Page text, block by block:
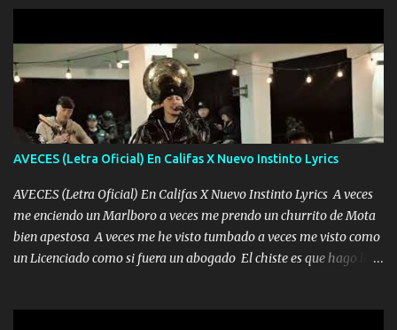
AVECES (Letra Oficial) En Califas X Nuevo Instinto Lyrics
AVECES (Letra Oficial) En Califas X Nuevo Instinto Lyrics A veces
me enciendo un Marlboro a veces me prendo un churrito de Mota
bien apestosa A veces me he visto tumbado a veces me visto como
un Licenciado como si fuera un abogado El chiste es que hago lo